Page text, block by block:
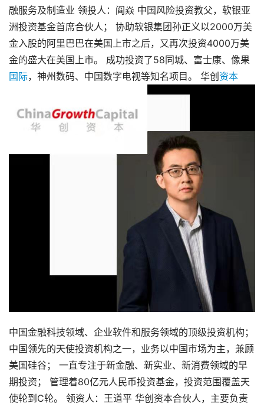
融服务及制造业 领投人：阎焱 中国风险投资教父，软银亚
洲投资基金首席合伙人； 协助软银集团孙正义以2000万美
金入股的阿里巴巴在美国上市之后，又再次投资4000万美
金的盛大在美国上市。 成功投资了58同城、富士康、像果
国际，神州数码、中国数字电视等知名项目。 华创资本
中国金融科技领域、企业软件和服务领域的顶级投资机构；
中国领先的天使投资机构之一，业务以中国市场为主，兼顾
美国硅谷； 一直专注于新金融、新实业、新消费领域的早
期投资； 管理着80亿元人民币投资基金，投资范围覆盖天
使轮到C轮。 领资人：王道平 华创资本合伙人，主要负责